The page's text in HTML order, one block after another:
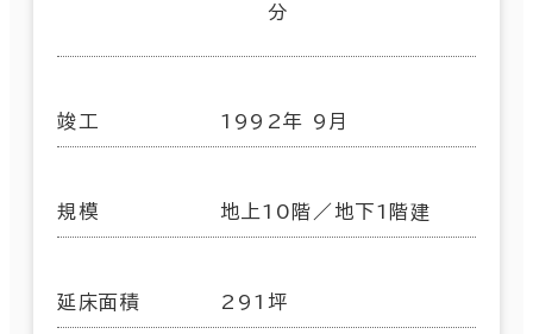
分
竣工 1992年 9月
規模 地上10階／地下1階建
延床面積 291坪